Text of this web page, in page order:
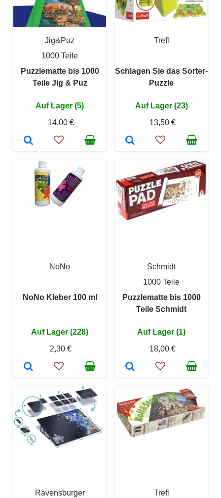
Jig&Puz
1000 Teile
Puzzlematte bis 1000
Teile Jig & Puz
Auf Lager (5)
14,00 €
Trefl
Schlagen Sie das Sorter-
Puzzle
Auf Lager (23)
13,50 €
NoNo
NoNo Kleber 100 ml
Auf Lager (228)
2,30 €
Schmidt
1000 Teile
Puzzlematte bis 1000
Teile Schmidt
Auf Lager (1)
18,00 €
Ravensburger Trefl